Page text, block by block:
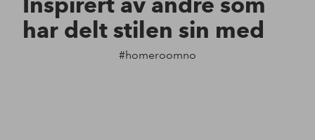
har delt stilen sin med
#homeroomno